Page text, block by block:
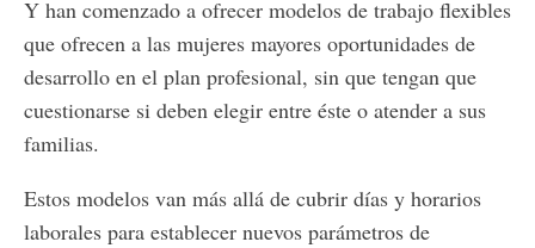
Y han comenzado a ofrecer modelos de trabajo flexibles
que ofrecen a las mujeres mayores oportunidades de
desarrollo en el plan profesional, sin que tengan que
cuestionarse si deben elegir entre éste o atender a sus
familias.
Estos modelos van más allá de cubrir días y horarios
laborales para establecer nuevos parámetros de